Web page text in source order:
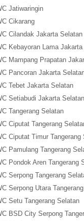
Jatiwaringin
Cikarang
Cilandak Jakarta Selatan
Kebayoran Lama
Mampang Prapatan
Pancoran Jakarta
Tebet Jakarta Selatan
Setiabudi Jakarta
Tangerang Selatan
Ciputat Tangerang
Ciputat Timur Tangerang
Pamulang Tangerang
Pondok Aren Tangerang
Serpong Tangerang
Serpong Utara
Setu Tangerang Selatan
BSD City Serpong